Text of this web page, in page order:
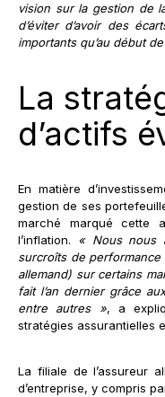
vision sur la gestion de
d’éviter d’avoir des
importants qu’au début
La
d’actifs
En matière
gestion de ses
marché marqué cette
l’inflation. « Nous nous
surcroîts de
allemand) sur certains
fait l’an dernier grâce
entre autres », a
stratégies assurantielles
La filiale de l’assureur
d’entreprise, y compris